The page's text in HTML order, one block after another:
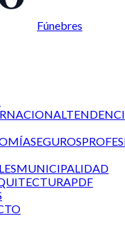
Fúnebres
SEGUROS
MUNICIPALIDAD
PDF